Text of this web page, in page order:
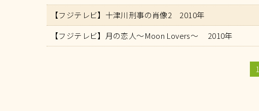
【フジテレビ】十津川刑事の肖像2 2010年
【フジテレビ】月の恋人～Moon Lovers～ 2010年
1